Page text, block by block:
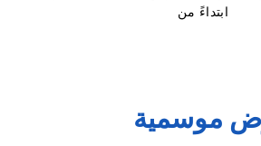
ابتداءً من
موسمية